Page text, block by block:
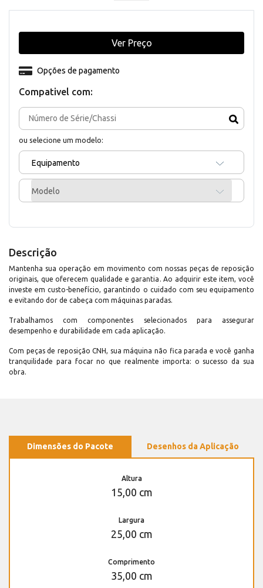
Compativel com:
ou selecione um modelo:
Equipamento
Modelo
Opções de pagamento
Ver Preço
Descrição
Mantenha sua operação em movimento com nossas peças de reposição
originais, que oferecem qualidade e garantia. Ao adquirir este item, você
investe em custo-benefício, garantindo o cuidado com seu equipamento
e evitando dor de cabeça com máquinas paradas.
Trabalhamos com componentes selecionados para assegurar
desempenho e durabilidade em cada aplicação.
Com peças de reposição CNH, sua máquina não fica parada e você ganha
tranquilidade para focar no que realmente importa: o sucesso da sua
obra.
Dimensões do Pacote Desenhos da Aplicação
Altura
15,00 cm
Largura
25,00 cm
Comprimento
35,00 cm